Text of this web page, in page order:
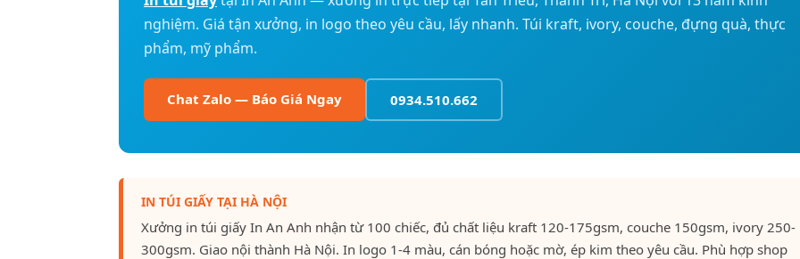
nghiệm. Giá tận xưởng, in logo theo yêu cầu, lấy nhanh. Túi kraft, ivory, couche, đựng quà, thực
phẩm, mỹ phẩm.
Chat Zalo — Báo Giá Ngay 0934.510.662
IN TÚI GIẤY TẠI HÀ NỘI
Xưởng in túi giấy In An Anh nhận từ 100 chiếc, đủ chất liệu kraft 120-175gsm, couche 150gsm, ivory 250-
300gsm. Giao nội thành Hà Nội. In logo 1-4 màu, cán bóng hoặc mờ, ép kim theo yêu cầu. Phù hợp shop